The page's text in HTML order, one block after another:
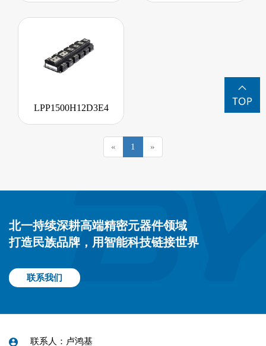
LPP1500H12D3E4
« 1 »
北一持续深耕高端精密元器件领域
打造民族品牌，用智能科技链接世界
联系我们
联系人：卢鸿基